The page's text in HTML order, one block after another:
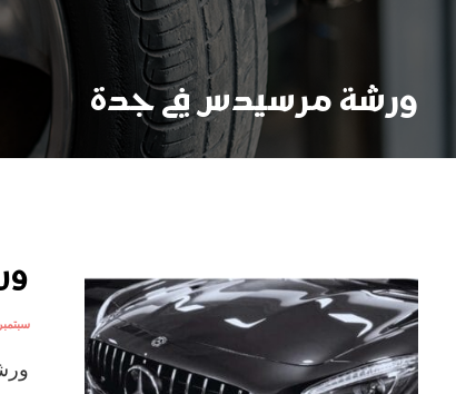
ورشة مرسيدس في جدة
سبتمبر ٣٠, ٢٠٢٤